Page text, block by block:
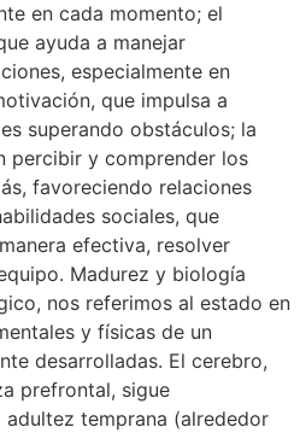
en cada momento; el
ayuda a manejar
especialmente en
que impulsa a
superando obstáculos; la
percibir y comprender los
favoreciendo relaciones
sociales, que
efectiva, resolver
Madurez y biología
nos referimos al estado en
y físicas de un
desarrolladas. El cerebro,
prefrontal, sigue
temprana (alrededor